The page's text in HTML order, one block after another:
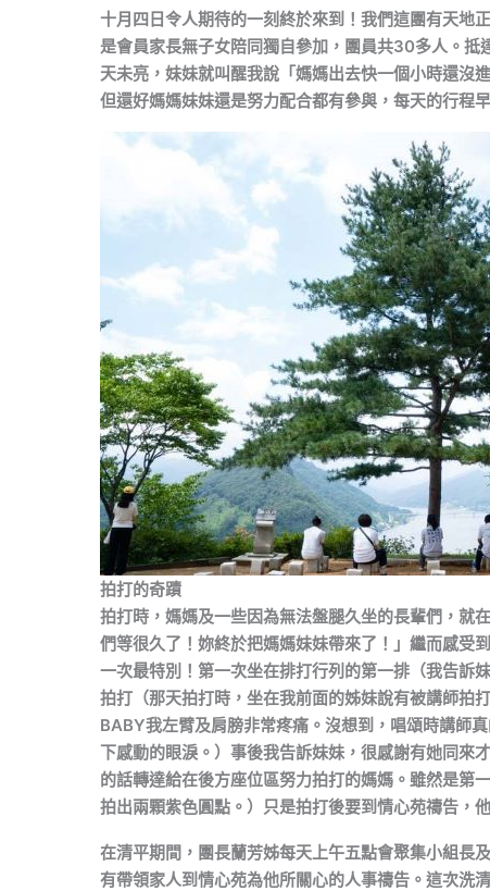
十月四日令人期待的一刻終於來到！我們這團有天地
是會員家長無子女陪同獨自參加，團員共30多人。
天未亮，妹妹就叫醒我說「媽媽出去快一個小時還沒
但還好媽媽妹妹還是努力配合都有參與，每天的行程
拍打的奇蹟
拍打時，媽媽及一些因為無法盤腿久坐的長輩們，就
們等很久了！妳終於把媽媽妹妹帶來了！」繼而感受
一次最特別！第一次坐在排打行列的第一排（我告訴
拍打（那天拍打時，坐在我前面的姊妹說有被講師拍
BABY我左臂及肩膀非常疼痛。沒想到，唱頌時講師
下感動的眼淚。）事後我告訴妹妹，很感謝有她同來
的話轉達給在後方座位區努力拍打的媽媽。雖然是第
拍出兩顆紫色圓點。）只是拍打後要到情心苑禱告，
在清平期間，團長蘭芳姊每天上午五點會聚集小組長
有帶領家人到情心苑為他所關心的人事禱告。這次洗